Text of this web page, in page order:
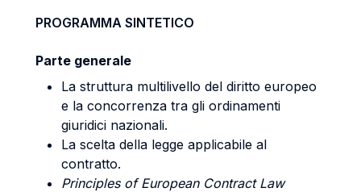
PROGRAMMA SINTETICO
Parte generale
La struttura multilivello del diritto europeo
e la concorrenza tra gli ordinamenti
giuridici nazionali.
La scelta della legge applicabile al
contratto.
Principles of European Contract Law